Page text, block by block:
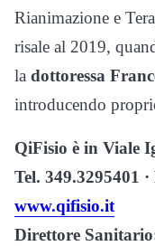
Rianimazione e
risale al 2019,
la dottoressa
introducendo
QiFisio è in Viale
Tel. 349.3295401
www.qifisio.it
Direttore